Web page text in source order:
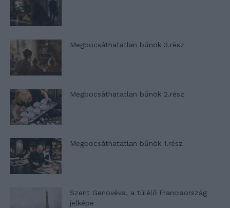
Megbocsáthatatlan bűnök 3.rész
Megbocsáthatatlan bűnök 2.rész
Megbocsáthatatlan bűnök 1.rész
Szent Genovéva, a túlélő Franciaország
jelképe